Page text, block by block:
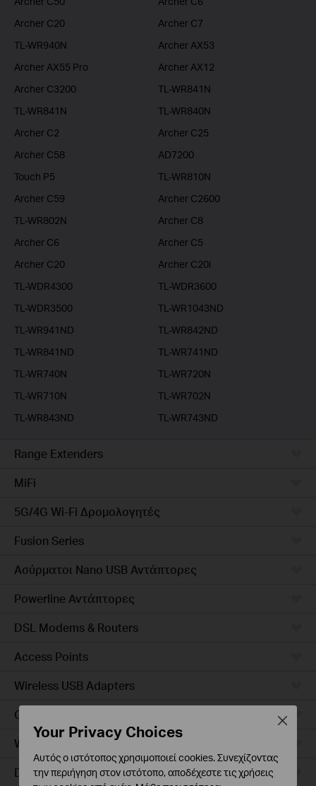
Archer C20
Archer C7
TL-WR940N
Archer AX53
Archer AX55 Pro
Archer AX12
Archer C3200
TL-WR841N
TL-WR841N
TL-WR840N
Archer C2
Archer C25
Archer C58
AD7200
Touch P5
TL-WR810N
Archer C59
Archer C2600
TL-WR802N
Archer C8
Archer C6
Archer C5
Archer C20
Archer C20i
TL-WDR4300
TL-WDR3600
TL-WDR3500
TL-WR1043ND
TL-WR941ND
TL-WR842ND
TL-WR841ND
TL-WR741ND
TL-WR740N
TL-WR720N
TL-WR710N
TL-WR702N
TL-WR843ND
TL-WR743ND
Range Extenders
MiFi
5G/4G Wi-Fi Δρομολογητές
Fusion Series
Ασύρματοι Nano USB Αντάπτορες
Powerline Αντάπτορες
DSL Modems & Routers
Access Points
Wireless USB Adapters
Ceiling Mount
Wall Plate
Desktop
Your Privacy Choices
Αυτός ο ιστότοπος χρησιμοποιεί cookies. Συνεχίζοντας
την περιήγηση στον ιστότοπο, αποδέχεστε τις χρήσεις
Close